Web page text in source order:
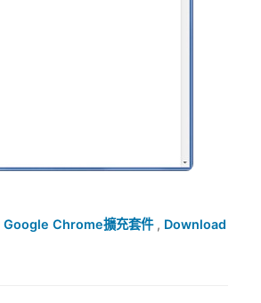
Google Chrome擴充套件, Download